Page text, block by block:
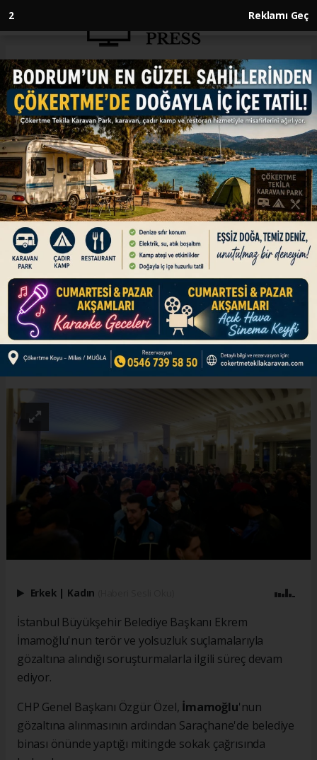
1 Reklamı Geç
Anasayfa GÜNDEM
Polise saldıran provokatörler,
camlarını kırdığı İBB binasına
girdi
GÜNDEM
22.03.2025 - 10:38, Güncelleme: 22.03.2025 - 10:38
İstanbul Büyükşehir Belediyesine (İBB) yönelik
yolsuzluk ve terör soruşturmalarını protesto
etmek için izinsiz gösteri yapan grup, giriş
bölümündeki camlarını kırdığı belediye binasına
girdi.
ABONE OL
Erkek | Kadın
İstanbul Büyükşehir Belediye Başkanı Ekrem
İmamoğlu'nun terör ve yolsuzluk suçlamalarıyla
gözaltına alındığı soruşturmalarla ilgili süreç devam
ediyor.
CHP Genel Başkanı Özgür Özel, İmamoğlu'nun
gözaltına alınmasının ardından Saraçhane'de belediye
binası önünde yaptığı mitingde sokak çağrısında